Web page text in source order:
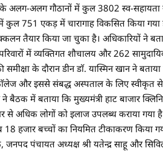
अलग-अलग गौठानों में कुल 3802 स्व-सहायता
कुल 751 एकड़ में चारागाह विकसित किया
तैयार किया जा चुका है। अधिकारियों ने
में व्यक्तिगत शौचालय और 262
के दौरान डीन डाॅ. यास्मिन खान ने
और इससे संबद्ध अस्पताल के लिए स्वीकृत
ने बैठक में बताया कि मुख्यमंत्री हाट बाजार
से अधिक लोगों को इलाज उपलब्ध कराया गया
18 हजार बच्चों का नियमित टीकाकरण
जनपद पंचायत अध्यक्ष श्री यतेन्द्र साहू और